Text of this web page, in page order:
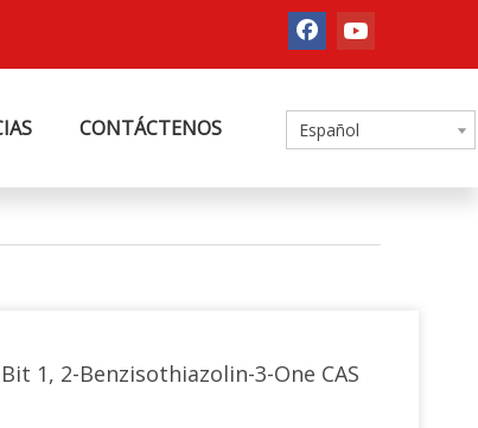
CONTÁCTENOS Español
Bit 1, 2-Benzisothiazolin-3-One CAS